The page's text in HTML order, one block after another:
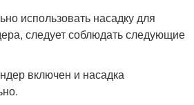
использовать насадку для
следует соблюдать следующие
включен и насадка